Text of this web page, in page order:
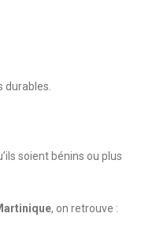
soient bénins ou plus
, on retrouve :